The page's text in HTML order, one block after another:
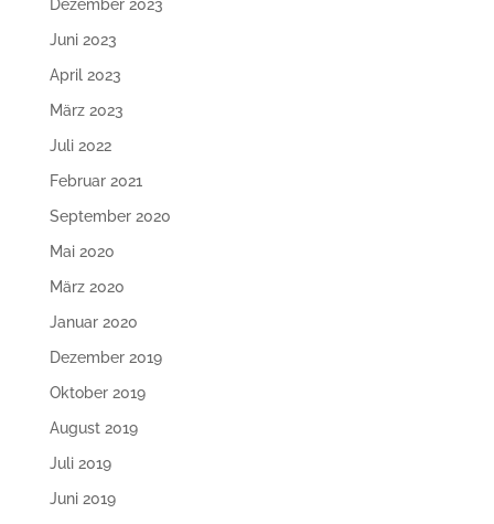
Dezember 2023
Juni 2023
April 2023
März 2023
Juli 2022
Februar 2021
September 2020
Mai 2020
März 2020
Januar 2020
Dezember 2019
Oktober 2019
August 2019
Juli 2019
Juni 2019